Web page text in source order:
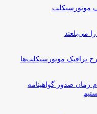
موتورسیکلت
می‌بلعند
ترافیک موتورسیکلت‌ها
زمان صدور گواهینامه